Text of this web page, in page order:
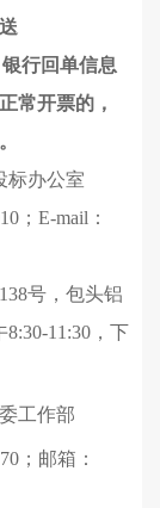
行回单信息
常开票的 ，
。
标办公室
； E-mail：
号， 包头铝
8:30-11:30，下
工作部
0； 邮箱：